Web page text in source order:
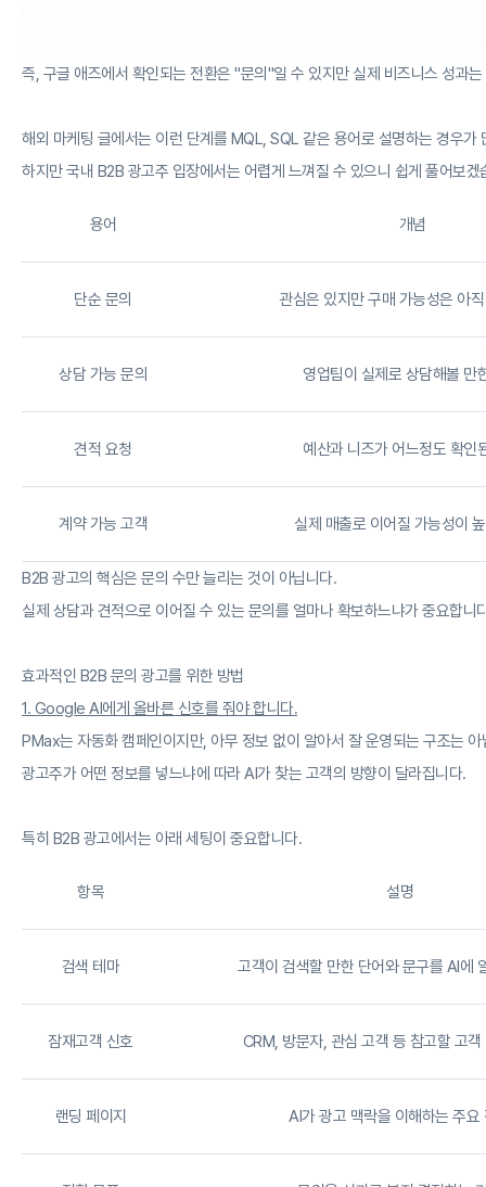
즉, 구글 애즈에서 확인되는 전환은 "문의"일 수 있지만 실제 비즈니스 성과
해외 마케팅 글에서는 이런 단계를 MQL, SQL 같은 용어로 설명하는 경우가
하지만 국내 B2B 광고주 입장에서는 어렵게 느껴질 수 있으니 쉽게 풀어보겠
용어 개념
단순 문의 관심은 있지만 구매 가능성은 아
상담 가능 문의 영업팀이 실제로 상담해볼 만
견적 요청 예산과 니즈가 어느정도 확인
계약 가능 고객 실제 매출로 이어질 가능성이
B2B 광고의 핵심은 문의 수만 늘리는 것이 아닙니다.
실제 상담과 견적으로 이어질 수 있는 문의를 얼마나 확보하느냐가 중요합니
효과적인 B2B 문의 광고를 위한 방법
1. Google AI에게 올바른 신호를 줘야 합니다.
PMax는 자동화 캠페인이지만, 아무 정보 없이 알아서 잘 운영되는 구조는 아
광고주가 어떤 정보를 넣느냐에 따라 AI가 찾는 고객의 방향이 달라집니다.
특히 B2B 광고에서는 아래 세팅이 중요합니다.
항목 설명
검색 테마 고객이 검색할 만한 단어와 문구를 AI에
잠재고객 신호 CRM, 방문자, 관심 고객 등 참고할 고객
랜딩 페이지 AI가 광고 맥락을 이해하는 주요